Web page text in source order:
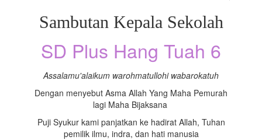
Sambutan Kepala Sekolah
SD Plus Hang Tuah 6
Assalamu'alaikum warohmatullohi wabarokatuh
Dengan menyebut Asma Allah Yang Maha Pemurah
lagi Maha Bijaksana
Puji Syukur kami panjatkan ke hadirat Allah, Tuhan
pemilik ilmu, indra, dan hati manusia